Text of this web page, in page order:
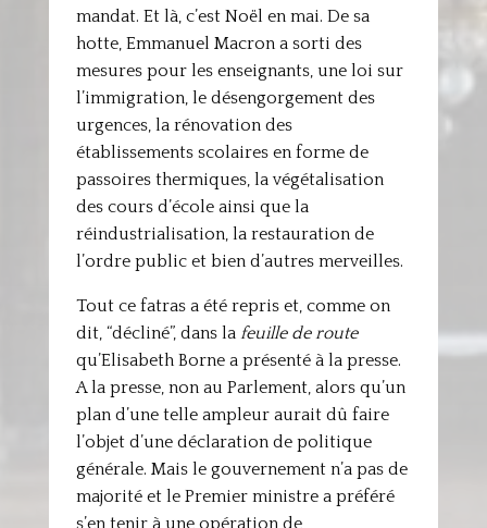
mandat. Et là, c’est Noël en mai. De sa
hotte, Emmanuel Macron a sorti des
mesures pour les enseignants, une loi sur
l’immigration, le désengorgement des
urgences, la rénovation des
établissements scolaires en forme de
passoires thermiques, la végétalisation
des cours d’école ainsi que la
réindustrialisation, la restauration de
l’ordre public et bien d’autres merveilles.
Tout ce fatras a été repris et, comme on
dit, “décliné”, dans la feuille de route
qu’Elisabeth Borne a présenté à la presse.
A la presse, non au Parlement, alors qu’un
plan d’une telle ampleur aurait dû faire
l’objet d’une déclaration de politique
générale. Mais le gouvernement n’a pas de
majorité et le Premier ministre a préféré
s’en tenir à une opération de